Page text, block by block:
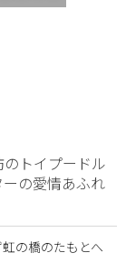
トイプードル
ーの愛情あふれ
の橋のたもとへ